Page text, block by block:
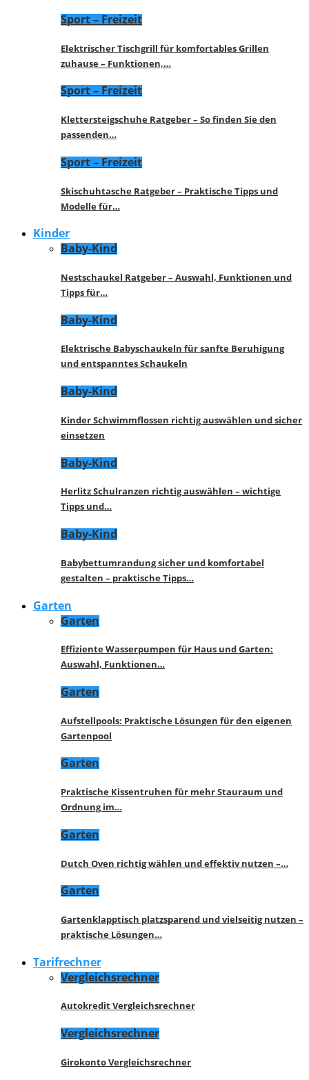
Sport – Freizeit
Elektrischer Tischgrill für komfortables Grillen
zuhause – Funktionen,…
Sport – Freizeit
Klettersteigschuhe Ratgeber – So finden Sie den
passenden…
Sport – Freizeit
Skischuhtasche Ratgeber – Praktische Tipps und
Modelle für…
Kinder
Baby-Kind
Nestschaukel Ratgeber – Auswahl, Funktionen und
Tipps für…
Baby-Kind
Elektrische Babyschaukeln für sanfte Beruhigung
und entspanntes Schaukeln
Baby-Kind
Kinder Schwimmflossen richtig auswählen und sicher
einsetzen
Baby-Kind
Herlitz Schulranzen richtig auswählen – wichtige
Tipps und…
Baby-Kind
Babybettumrandung sicher und komfortabel
gestalten – praktische Tipps…
Garten
Garten
Effiziente Wasserpumpen für Haus und Garten:
Auswahl, Funktionen…
Garten
Aufstellpools: Praktische Lösungen für den eigenen
Gartenpool
Garten
Praktische Kissentruhen für mehr Stauraum und
Ordnung im…
Garten
Dutch Oven richtig wählen und effektiv nutzen –…
Garten
Gartenklapptisch platzsparend und vielseitig nutzen –
praktische Lösungen…
Tarifrechner
Vergleichsrechner
Autokredit Vergleichsrechner
Vergleichsrechner
Girokonto Vergleichsrechner